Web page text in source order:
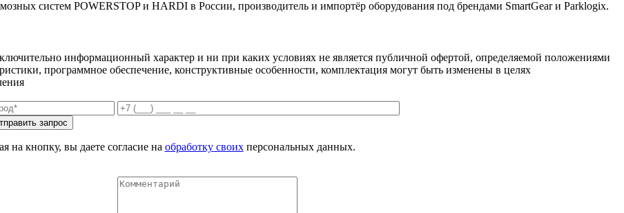
систем POWERSTOP и HARDI в России, производитель и импортёр оборудования под брендами SmartGear и Parklogix.
информационный характер и ни при каких условиях не является публичной офертой, определяемой положениями
программное обеспечение, конструктивные особенности, комплектация могут быть изменены в целях
на кнопку, вы даете согласие на обработку своихперсональных данных.